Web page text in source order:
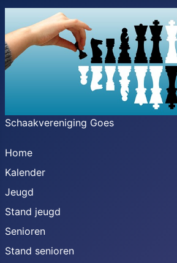
Schaakvereniging Goes
Home
Kalender
Jeugd
Stand jeugd
Senioren
Stand senioren